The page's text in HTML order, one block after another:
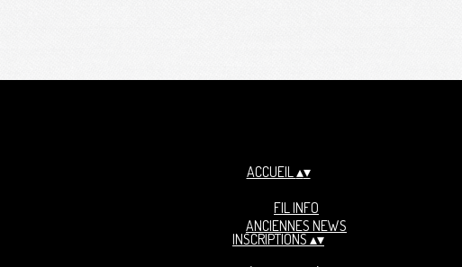
ACCUEIL▴▾
FIL INFO
ANCIENNES NEWS
INSCRIPTIONS ▴▾